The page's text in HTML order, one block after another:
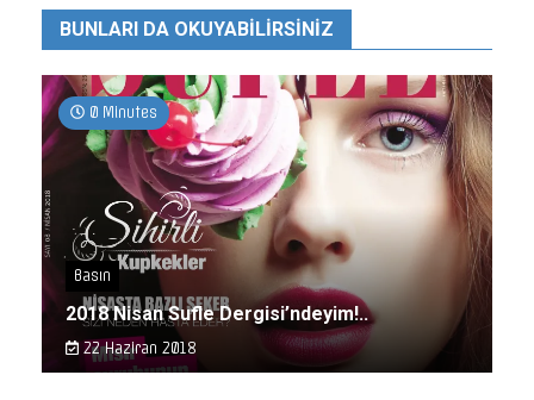
BUNLARI DA OKUYABILIRSINIZ
0 Minutes
Basın
2018 Nisan Sufle Dergisi’ndeyim!..
22 Haziran 2018